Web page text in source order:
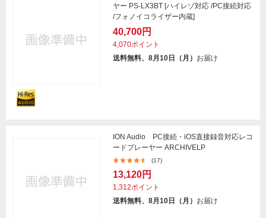
ヤー PS-LX3BT [ハイレゾ対応 /PC接続対応
/フォノイコライザー内蔵]
40,700円
4,070ポイント
送料無料、8月10日（月） お届け
ION Audio PC接続・iOS直接録音対応レコ
ードプレーヤー ARCHIVELP
(17)
13,120円
1,312ポイント
送料無料、8月10日（月） お届け